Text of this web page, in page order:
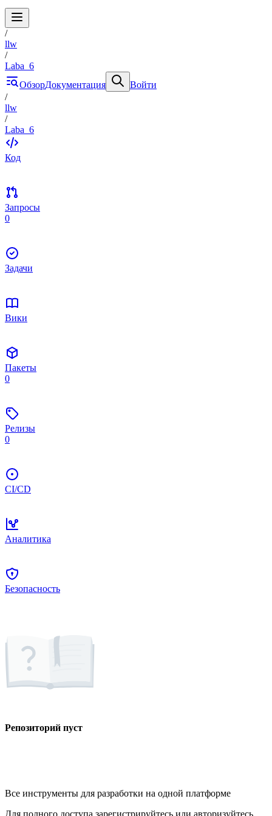
/
llw
/
Laba_6
ОбзорДокументация
Войти
/
llw
/
Laba_6
Код
Запросы
0
Задачи
Вики
Пакеты
0
Релизы
0
CI/CD
Аналитика
Безопасность
Репозиторий пуст
Все инструменты для разработки на одной платформе
Для полного доступа зарегистрируйтесь или авторизуйтесь